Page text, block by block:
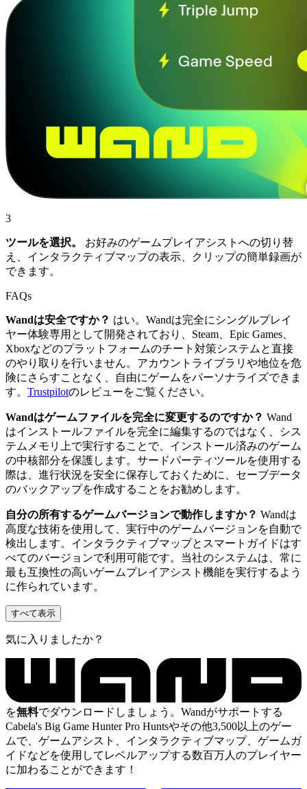
3
ツールを選択。
お好みのゲームプレイアシストへの切り替
え、インタラクティブマップの表示、クリップの簡単録画が
できます。
FAQs
Wandは安全ですか？ はい。Wandは完全にシングルプレイ
ヤー体験専用として開発されており、Steam、Epic Games、
Xboxなどのプラットフォームのチート対策システムと直接
のやり取りを行いません。アカウントライブラリや地位を危
険にさらすことなく、自由にゲームをパーソナライズできま
す。 Trustpilotのレビューをご覧ください。
Wandはゲームファイルを完全に変更するのですか？ Wand
はインストールファイルを完全に編集するのではなく、シス
テムメモリ上で実行することで、インストール済みのゲーム
の中核部分を保護します。サードパーティツールを使用する
際は、進行状況を安全に保存しておくために、セーブデータ
のバックアップを作成することをお勧めします。
自分の所有するゲームバージョンで動作しますか？ Wandは
高度な技術を使用して、実行中のゲームバージョンを自動で
検出します。インタラクティブマップとスマートガイドはす
べてのバージョンで利用可能です。当社のシステムは、常に
最も互換性の高いゲームプレイアシスト機能を実行するよう
に作られています。
すべて表示
気に入りましたか？
を無料でダウンロードしましょう。Wandがサポートする
Cabela's Big Game Hunter Pro Huntsやその他3,500以上のゲー
ムで、ゲームアシスト、インタラクティブマップ、ゲームガ
イドなどを使用してレベルアップする数百万人のプレイヤー
に加わることができます！